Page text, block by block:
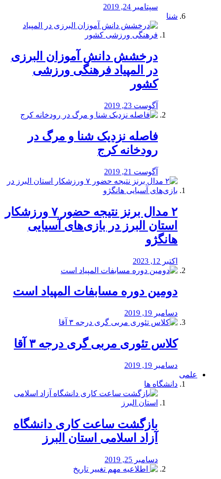
سپتامبر 24, 2019
شنا
درخشش دانش آموزان البرزی
در المپیاد فرهنگی ورزشی
کشور
آگوست 23, 2019
️فاصله نزدیک شنا و مرگ در
رودخانه کرج
آگوست 21, 2019
۲ مدال برنز نتیجه حضور ۷ ورزشکار
استان البرز در بازی‌های آسیایی
هانگژو
اکتبر 12, 2023
دومین دوره مسابفات المپیاد است
دسامبر 19, 2019
کلاس تئوری مربی گری درجه ۳ آقا
دسامبر 19, 2019
علمی
دانشگاه ها
بازگشت ساعت کاری دانشگاه
آزاد اسلامی استان البرز
دسامبر 25, 2019